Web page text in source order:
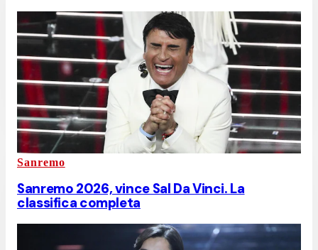
Sanremo
Sanremo 2026, vince Sal Da Vinci. La
classifica completa